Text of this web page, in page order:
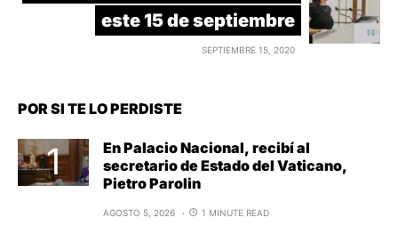
este 15 de septiembre
SEPTIEMBRE 15, 2020
POR SI TE LO PERDISTE
En Palacio Nacional, recibí al
secretario de Estado del Vaticano,
Pietro Parolin
AGOSTO 5, 2026 1 MINUTE READ